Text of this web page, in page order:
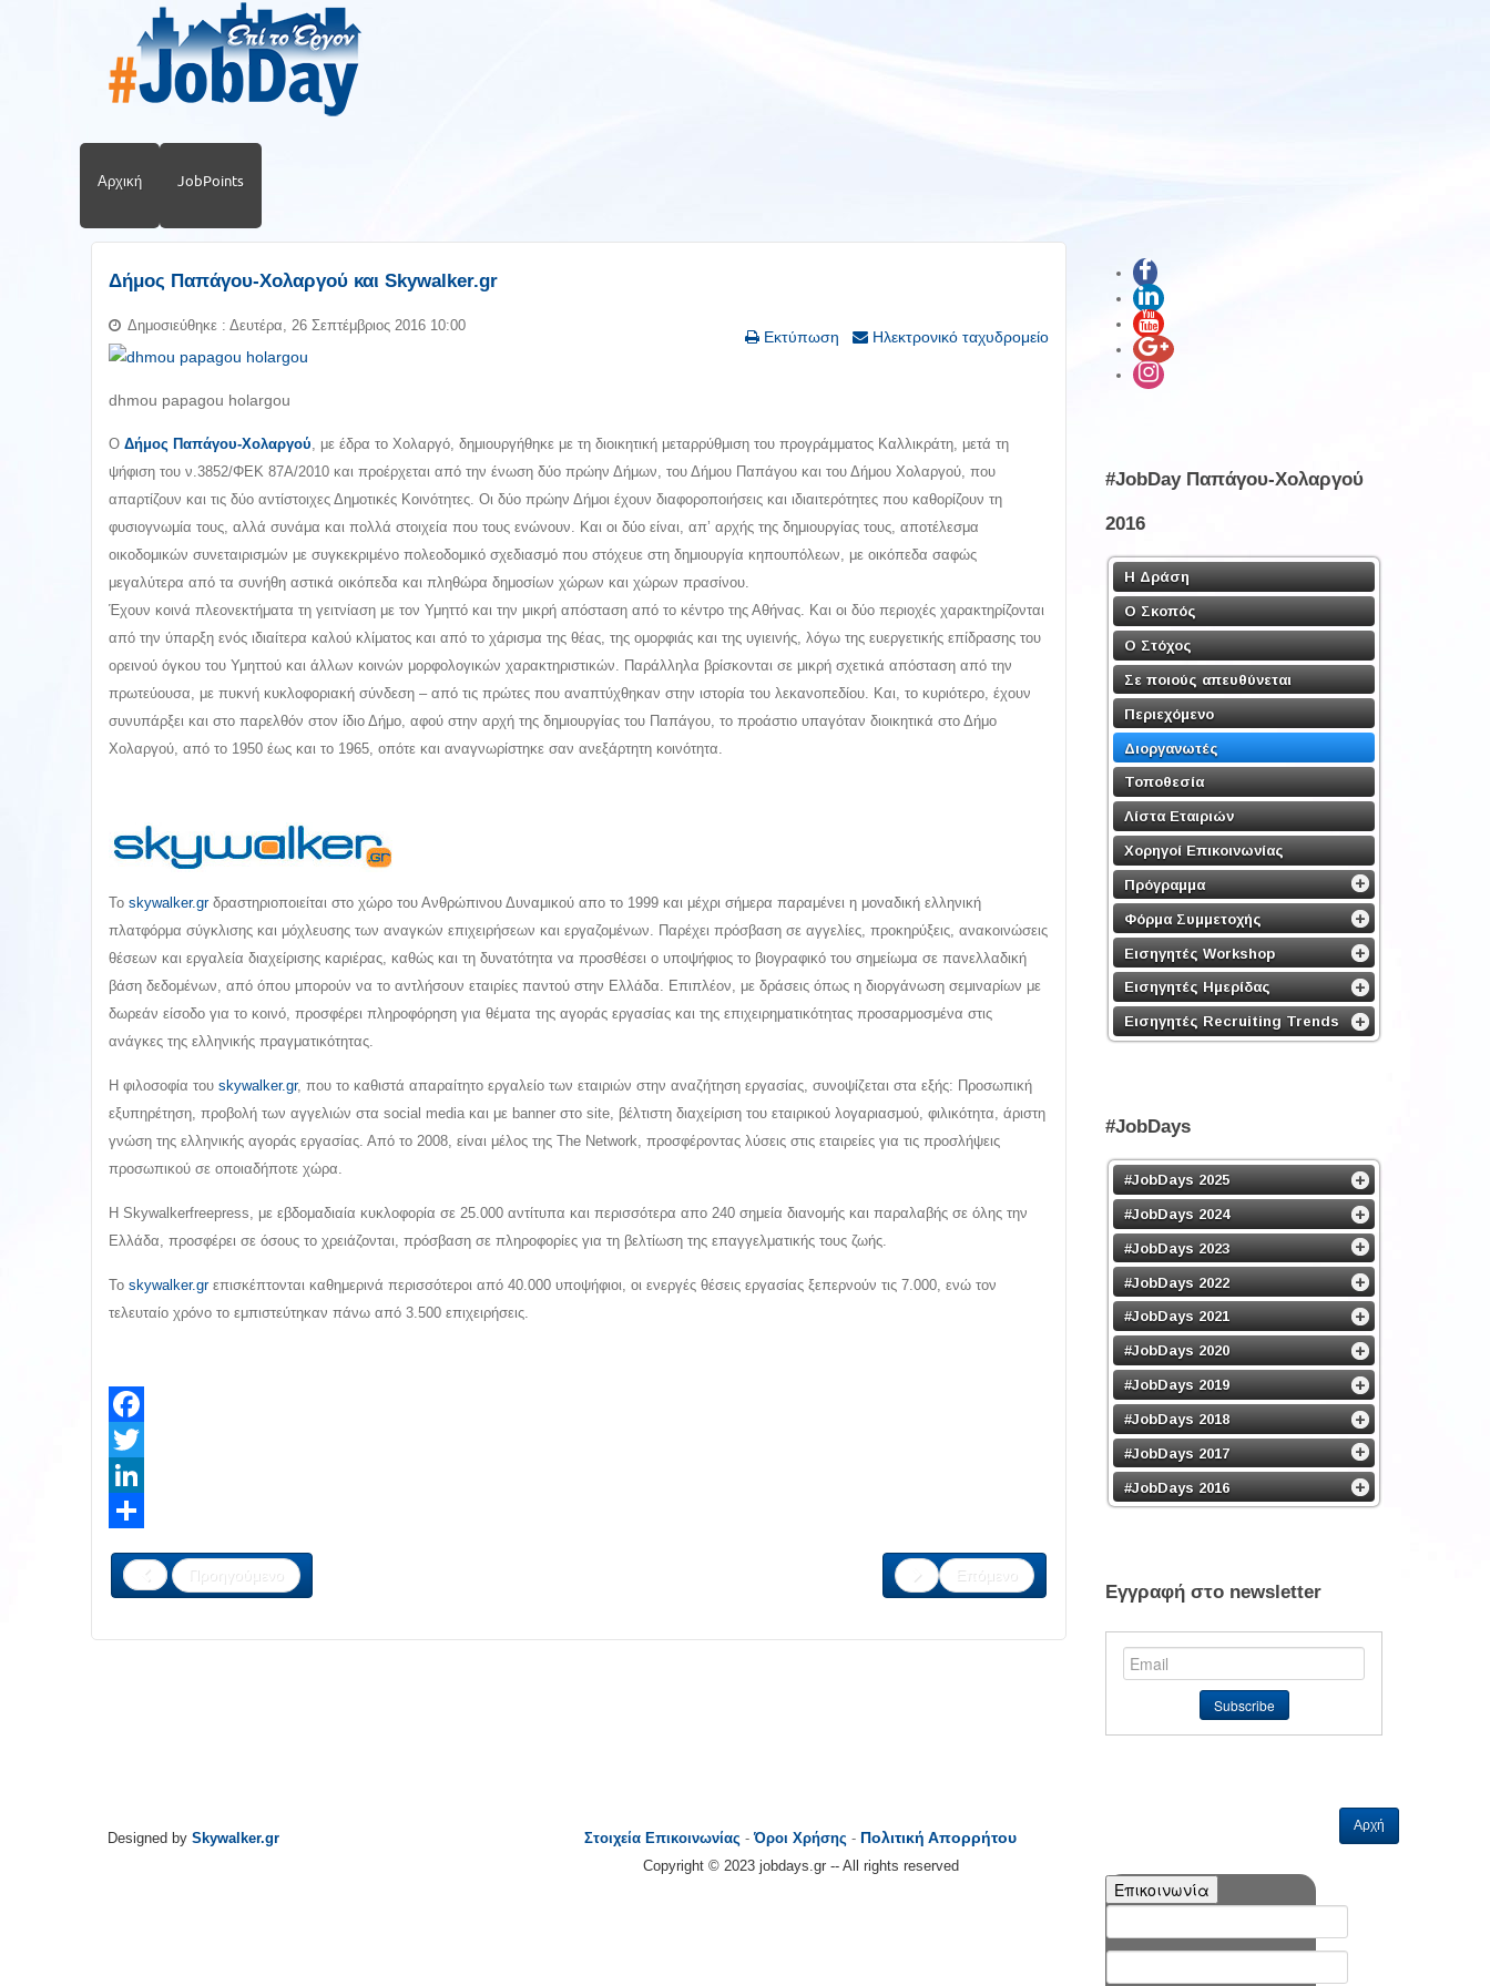
Αρχική JobPoints
Δήμος Παπάγου-Χολαργού και Skywalker.gr
Εκτύπωση Ηλεκτρονικό ταχυδρομείο
Δημοσιεύθηκε : Δευτέρα, 26 Σεπτέμβριος 2016 10:00
dhmou papagou holargou
Ο Δήμος Παπάγου-Χολαργού, με έδρα το Χολαργό, δημιουργήθηκε με τη διοικητική μεταρρύθμιση του προγράμματος Καλλικράτη, μετά τη
ψήφιση του ν.3852/ΦΕΚ 87Α/2010 και προέρχεται από την ένωση δύο πρώην Δήμων, του Δήμου Παπάγου και του Δήμου Χολαργού, που
απαρτίζουν και τις δύο αντίστοιχες Δημοτικές Κοινότητες. Οι δύο πρώην Δήμοι έχουν διαφοροποιήσεις και ιδιαιτερότητες που καθορίζουν τη
φυσιογνωμία τους, αλλά συνάμα και πολλά στοιχεία που τους ενώνουν. Και οι δύο είναι, απ’ αρχής της δημιουργίας τους, αποτέλεσμα
οικοδομικών συνεταιρισμών με συγκεκριμένο πολεοδομικό σχεδιασμό που στόχευε στη δημιουργία κηπουπόλεων, με οικόπεδα σαφώς
μεγαλύτερα από τα συνήθη αστικά οικόπεδα και πληθώρα δημοσίων χώρων και χώρων πρασίνου.
Έχουν κοινά πλεονεκτήματα τη γειτνίαση με τον Υμηττό και την μικρή απόσταση από το κέντρο της Αθήνας. Και οι δύο περιοχές χαρακτηρίζονται
από την ύπαρξη ενός ιδιαίτερα καλού κλίματος και από το χάρισμα της θέας, της ομορφιάς και της υγιεινής, λόγω της ευεργετικής επίδρασης του
ορεινού όγκου του Υμηττού και άλλων κοινών μορφολογικών χαρακτηριστικών. Παράλληλα βρίσκονται σε μικρή σχετικά απόσταση από την
πρωτεύουσα, με πυκνή κυκλοφοριακή σύνδεση – από τις πρώτες που αναπτύχθηκαν στην ιστορία του λεκανοπεδίου. Και, το κυριότερο, έχουν
συνυπάρξει και στο παρελθόν στον ίδιο Δήμο, αφού στην αρχή της δημιουργίας του Παπάγου, το προάστιο υπαγόταν διοικητικά στο Δήμο
Χολαργού, από το 1950 έως και το 1965, οπότε και αναγνωρίστηκε σαν ανεξάρτητη κοινότητα.
Το skywalker.grδραστηριοποιείται στο χώρο του Ανθρώπινου Δυναμικού απο το 1999 και μέχρι σήμερα παραμένει η μοναδική ελληνική
πλατφόρμα σύγκλισης και μόχλευσης των αναγκών επιχειρήσεων και εργαζομένων. Παρέχει πρόσβαση σε αγγελίες, προκηρύξεις, ανακοινώσεις
θέσεων και εργαλεία διαχείρισης καριέρας, καθώς και τη δυνατότητα να προσθέσει ο υποψήφιος το βιογραφικό του σημείωμα σε πανελλαδική
βάση δεδομένων, από όπου μπορούν να το αντλήσουν εταιρίες παντού στην Ελλάδα. Επιπλέον, με δράσεις όπως η διοργάνωση σεμιναρίων με
δωρεάν είσοδο για το κοινό, προσφέρει πληροφόρηση για θέματα της αγοράς εργασίας και της επιχειρηματικότητας προσαρμοσμένα στις
ανάγκες της ελληνικής πραγματικότητας.
Η φιλοσοφία του skywalker.gr, που το καθιστά απαραίτητο εργαλείο των εταιριών στην αναζήτηση εργασίας, συνοψίζεται στα εξής: Προσωπική
εξυπηρέτηση, προβολή των αγγελιών στα social media και με banner στο site, βέλτιστη διαχείριση του εταιρικού λογαριασμού, φιλικότητα, άριστη
γνώση της ελληνικής αγοράς εργασίας. Από το 2008, είναι μέλος της The Network, προσφέροντας λύσεις στις εταιρείες για τις προσλήψεις
προσωπικού σε οποιαδήποτε χώρα.
Η Skywalkerfreepress, με εβδομαδιαία κυκλοφορία σε 25.000 αντίτυπα και περισσότερα απο 240 σημεία διανομής και παραλαβής σε όλης την
Ελλάδα, προσφέρει σε όσους το χρειάζονται, πρόσβαση σε πληροφορίες για τη βελτίωση της επαγγελματικής τους ζωής.
Το skywalker.grεπισκέπτονται καθημερινά περισσότεροι από 40.000 υποψήφιοι, οι ενεργές θέσεις εργασίας ξεπερνούν τις 7.000, ενώ τον
τελευταίο χρόνο το εμπιστεύτηκαν πάνω από 3.500 επιχειρήσεις.
Facebook
Twitter
LinkedIn
Προηγούμενο
Επόμενο
#JobDay Παπάγου-Χολαργού
2016
Η Δράση
Ο Σκοπός
Ο Στόχος
Σε ποιούς απευθύνεται
Περιεχόμενο
Διοργανωτές
Τοποθεσία
Λίστα Εταιριών
Χορηγοί Επικοινωνίας
Πρόγραμμα
Φόρμα Συμμετοχής
Εισηγητές Workshop
Εισηγητές Ημερίδας
Εισηγητές Recruiting Trends
#JobDays
#JobDays 2025
#JobDays 2024
#JobDays 2023
#JobDays 2022
#JobDays 2021
#JobDays 2020
#JobDays 2019
#JobDays 2018
#JobDays 2017
#JobDays 2016
Εγγραφή στο newsletter
Designed by Skywalker.gr Στοιχεία Επικοινωνίας -Όροι Χρήσης - Πολιτική Απορρήτου
Copyright © 2023 jobdays.gr -- All rights reserved
Αρχή